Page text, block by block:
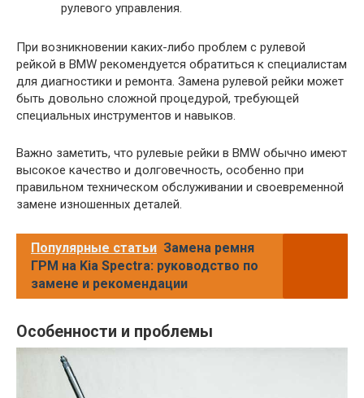
рулевого управления.
При возникновении каких-либо проблем с рулевой
рейкой в BMW рекомендуется обратиться к специалистам
для диагностики и ремонта. Замена рулевой рейки может
быть довольно сложной процедурой, требующей
специальных инструментов и навыков.
Важно заметить, что рулевые рейки в BMW обычно имеют
высокое качество и долговечность, особенно при
правильном техническом обслуживании и своевременной
замене изношенных деталей.
Популярные статьи Замена ремня
ГРМ на Kia Spectra: руководство по
замене и рекомендации
Особенности и проблемы